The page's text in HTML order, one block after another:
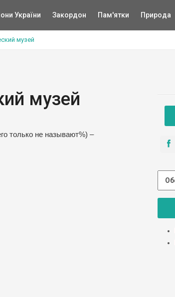
України Закордон Пам'ятки Природа
музей
музей
только не называют%) –